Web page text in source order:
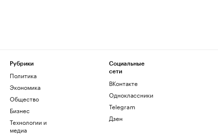
Рубрики
Политика
Экономика
Общество
Бизнес
Технологии и
медиа
Социальные
сети
ВКонтакте
Одноклассники
Telegram
Дзен